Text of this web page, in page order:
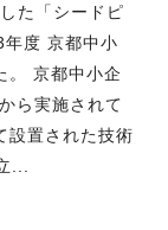
た「シードピ
年度 京都中小
。 京都中小企
ら実施されて
設置された技術
...